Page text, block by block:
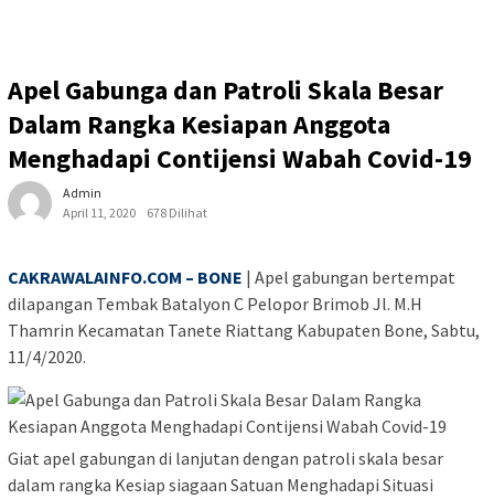
Apel Gabunga dan Patroli Skala Besar
Dalam Rangka Kesiapan Anggota
Menghadapi Contijensi Wabah Covid-19
Admin
April 11, 2020
678 Dilihat
CAKRAWALAINFO.COM – BONE | Apel gabungan bertempat
dilapangan Tembak Batalyon C Pelopor Brimob Jl. M.H
Thamrin Kecamatan Tanete Riattang Kabupaten Bone, Sabtu,
11/4/2020.
Giat apel gabungan di lanjutan dengan patroli skala besar
dalam rangka Kesiap siagaan Satuan Menghadapi Situasi